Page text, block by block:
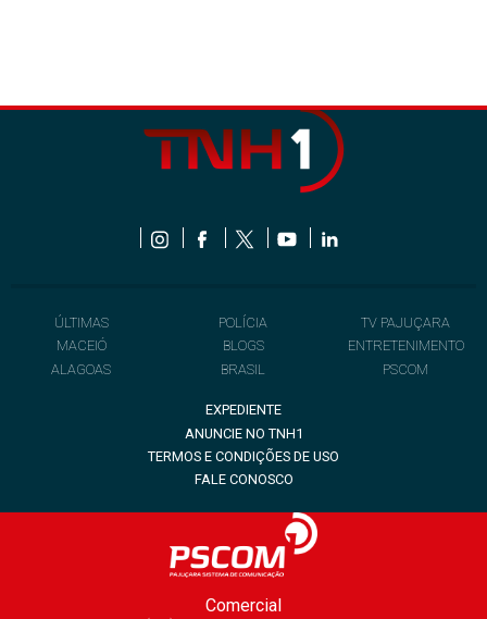
ÚLTIMAS
MACEIÓ
ALAGOAS
POLÍCIA
BLOGS
BRASIL
TV PAJUÇARA
ENTRETENIMENTO
PSCOM
EXPEDIENTE
ANUNCIE NO TNH1
TERMOS E CONDIÇÕES DE USO
FALE CONOSCO
Comercial